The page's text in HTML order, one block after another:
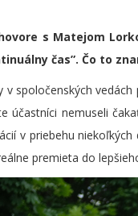
s Matejom
čas”. Čo to
v spoločenských
účastníci nemuseli
v priebehu
premieta do